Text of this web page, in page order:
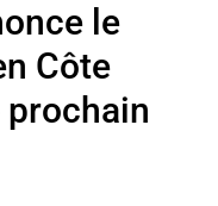
le
Côte
prochain